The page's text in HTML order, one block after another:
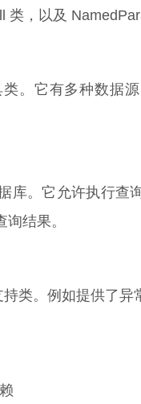
，以及
。它有多种数据
库。它允许执行查
结果。
类。例如提供了异